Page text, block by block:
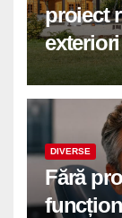
proiect
DIVERSE
Fără